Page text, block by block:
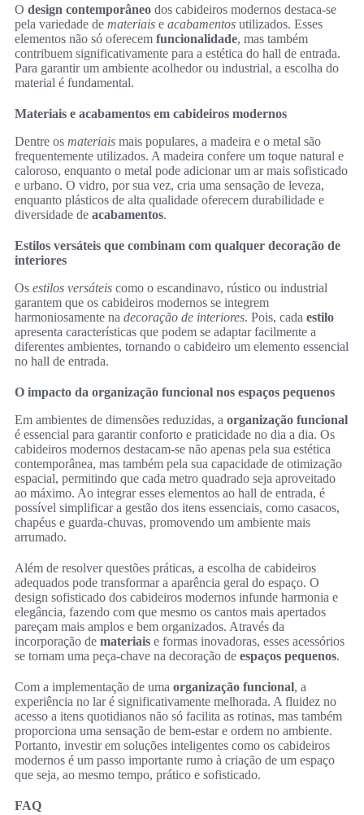
O design contemporâneo dos cabideiros modernos destaca-se
pela variedade de materiais e acabamentos utilizados. Esses
elementos não só oferecem funcionalidade, mas também
contribuem significativamente para a estética do hall de entrada.
Para garantir um ambiente acolhedor ou industrial, a escolha do
material é fundamental.
Materiais e acabamentos em cabideiros modernos
Dentre os materiais mais populares, a madeira e o metal são
frequentemente utilizados. A madeira confere um toque natural e
caloroso, enquanto o metal pode adicionar um ar mais sofisticado
e urbano. O vidro, por sua vez, cria uma sensação de leveza,
enquanto plásticos de alta qualidade oferecem durabilidade e
diversidade de acabamentos.
Estilos versáteis que combinam com qualquer decoração de
interiores
Os estilos versáteis como o escandinavo, rústico ou industrial
garantem que os cabideiros modernos se integrem
harmoniosamente na decoração de interiores. Pois, cada estilo
apresenta características que podem se adaptar facilmente a
diferentes ambientes, tornando o cabideiro um elemento essencial
no hall de entrada.
O impacto da organização funcional nos espaços pequenos
Em ambientes de dimensões reduzidas, a organização funcional
é essencial para garantir conforto e praticidade no dia a dia. Os
cabideiros modernos destacam-se não apenas pela sua estética
contemporânea, mas também pela sua capacidade de otimização
espacial, permitindo que cada metro quadrado seja aproveitado
ao máximo. Ao integrar esses elementos ao hall de entrada, é
possível simplificar a gestão dos itens essenciais, como casacos,
chapéus e guarda-chuvas, promovendo um ambiente mais
arrumado.
Além de resolver questões práticas, a escolha de cabideiros
adequados pode transformar a aparência geral do espaço. O
design sofisticado dos cabideiros modernos infunde harmonia e
elegância, fazendo com que mesmo os cantos mais apertados
pareçam mais amplos e bem organizados. Através da
incorporação de materiais e formas inovadoras, esses acessórios
se tornam uma peça-chave na decoração de espaços pequenos.
Com a implementação de uma organização funcional, a
experiência no lar é significativamente melhorada. A fluidez no
acesso a itens quotidianos não só facilita as rotinas, mas também
proporciona uma sensação de bem-estar e ordem no ambiente.
Portanto, investir em soluções inteligentes como os cabideiros
modernos é um passo importante rumo à criação de um espaço
que seja, ao mesmo tempo, prático e sofisticado.
FAQ